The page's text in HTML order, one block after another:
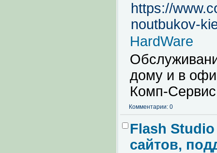
https://
noutbukov-
HardWare
дому и в
Комп-
Комментарии: 0
Flash
сайтов,